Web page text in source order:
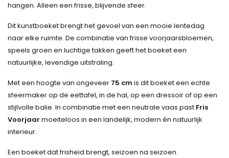
hangen. Alleen een frisse, blijvende sfeer.
Dit kunstboeket brengt het gevoel van een mooie lentedag
naar elke ruimte. De combinatie van frisse voorjaarsbloemen,
speels groen en luchtige takken geeft het boeket een
natuurlijke, levendige uitstraling.
Met een hoogte van ongeveer 75 cm is dit boeket een echte
sfeermaker op de eettafel, in de hal, op een dressoir of op een
stijlvolle balie. In combinatie met een neutrale vaas past Fris
Voorjaar moeiteloos in een landelijk, modern én natuurlijk
interieur.
Een boeket dat frisheid brengt, seizoen na seizoen.